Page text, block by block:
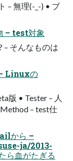
– 無理(-_-) • ブ
– test対象
– そんなものは
Linuxの
版 • Tester – 人
– test仕
から –
ja/2013-
血がたぎる